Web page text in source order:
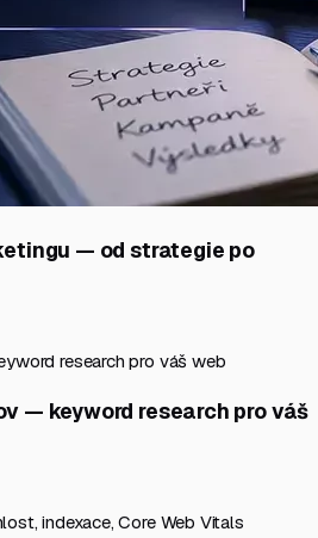
— od strategie po
research pro váš web
— keyword research pro váš
indexace, Core Web Vitals